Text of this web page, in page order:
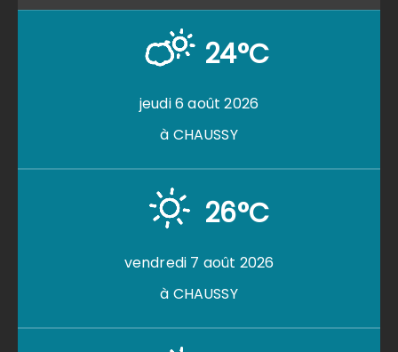
24°C
jeudi 6 août 2026
à CHAUSSY
26°C
vendredi 7 août 2026
à CHAUSSY